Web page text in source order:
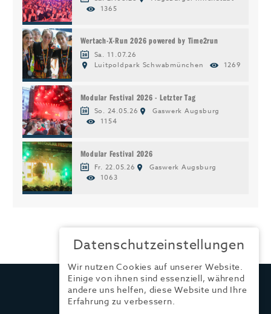
1365
Wertach-X-Run 2026 powered by Time2run
Sa. 11.07.26
Luitpoldpark Schwabmünchen
1269
Modular Festival 2026 - Letzter Tag
So. 24.05.26
Gaswerk Augsburg
1154
Modular Festival 2026
Fr. 22.05.26
Gaswerk Augsburg
1063
TRENDYONE
Ad can do GmbH & Co. KG
Kurzes Geländ 8 a | 86156 Augsburg
Datenschutzeinstellungen
Wir nutzen Cookies auf unserer Website.
Einige von ihnen sind essenziell, während
andere uns helfen, diese Website und Ihre
Erfahrung zu verbessern.